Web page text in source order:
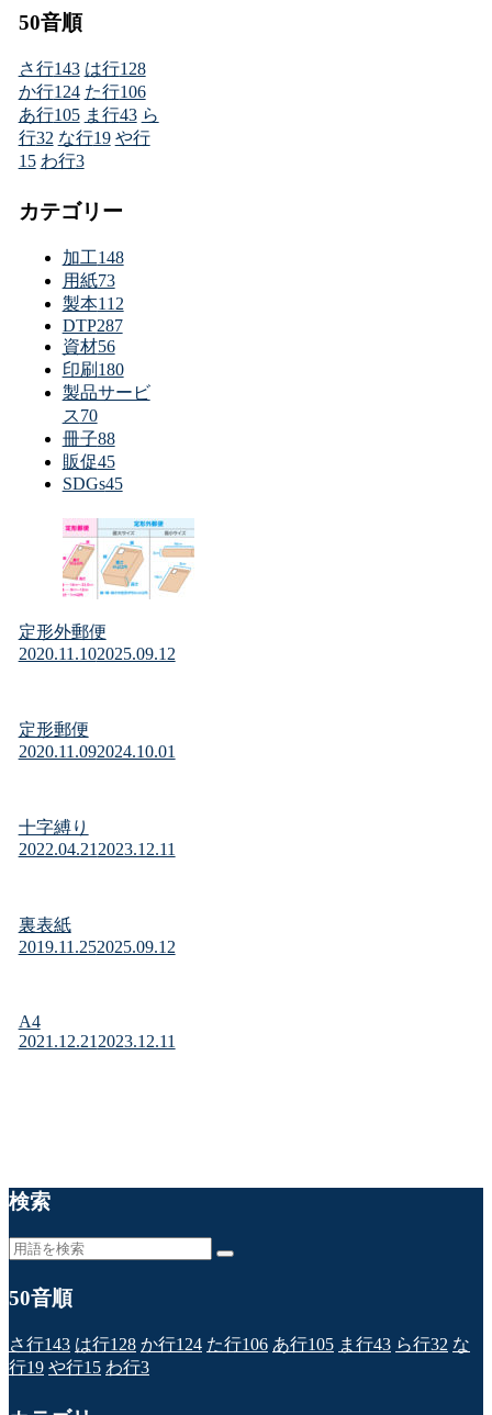
50音順
さ行143 は行128
か行124 た行106
あ行105 ま行43 ら
行32 な行19 や行
15 わ行3
カテゴリー
加工148
用紙73
製本112
DTP287
資材56
印刷 180
製品サービ
ス70
冊子88
販促45
SDGs45
定形外郵便
2020.11.102025.09.12
定形郵便
2020.11.092024.10.01
十字縛り
2022.04.21 2023.12.11
裏表紙
2019.11.252025.09.12
A4
2021.12.21 2023.12.11
検索
50音順
さ行143 は行128 か行124 た行106 あ行105 ま行43 ら行32 な
行19 や行15 わ行3